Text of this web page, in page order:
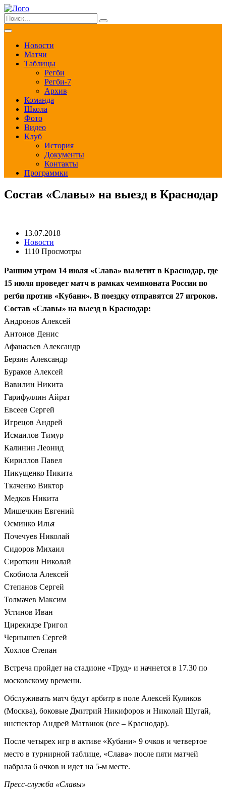
Новости
Матчи
Таблицы
Регби
Регби-7
Архив
Команда
Школа
Фото
Видео
Клуб
История
Документы
Контакты
Программки
Состав «Славы» на выезд в Краснодар
13.07.2018
Новости
1110 Просмотры
Ранним утром 14 июля «Слава» вылетит в Краснодар, где
15 июля проведет матч в рамках чемпионата России по
регби против «Кубани». В поездку отправятся 27 игроков.
Состав «Славы» на выезд в Краснодар:
Андронов Алексей
Антонов Денис
Афанасьев Александр
Берзин Александр
Бураков Алексей
Вавилин Никита
Гарифуллин Айрат
Евсеев Сергей
Игрецов Андрей
Исмаилов Тимур
Калинин Леонид
Кириллов Павел
Никущенко Никита
Ткаченко Виктор
Медков Никита
Мишечкин Евгений
Осминко Илья
Почечуев Николай
Сидоров Михаил
Сироткин Николай
Скобиола Алексей
Степанов Сергей
Толмачев Максим
Устинов Иван
Цирекидзе Григол
Чернышев Сергей
Хохлов Степан
Встреча пройдет на стадионе «Труд» и начнется в 17.30 по
московскому времени.
Обслуживать матч будут арбитр в поле Алексей Куликов
(Москва), боковые Дмитрий Никифоров и Николай Шугай,
инспектор Андрей Матвиюк (все – Краснодар).
После четырех игр в активе «Кубани» 9 очков и четвертое
место в турнирной таблице, «Слава» после пяти матчей
набрала 6 очков и идет на 5-м месте.
Пресс-служба «Славы»